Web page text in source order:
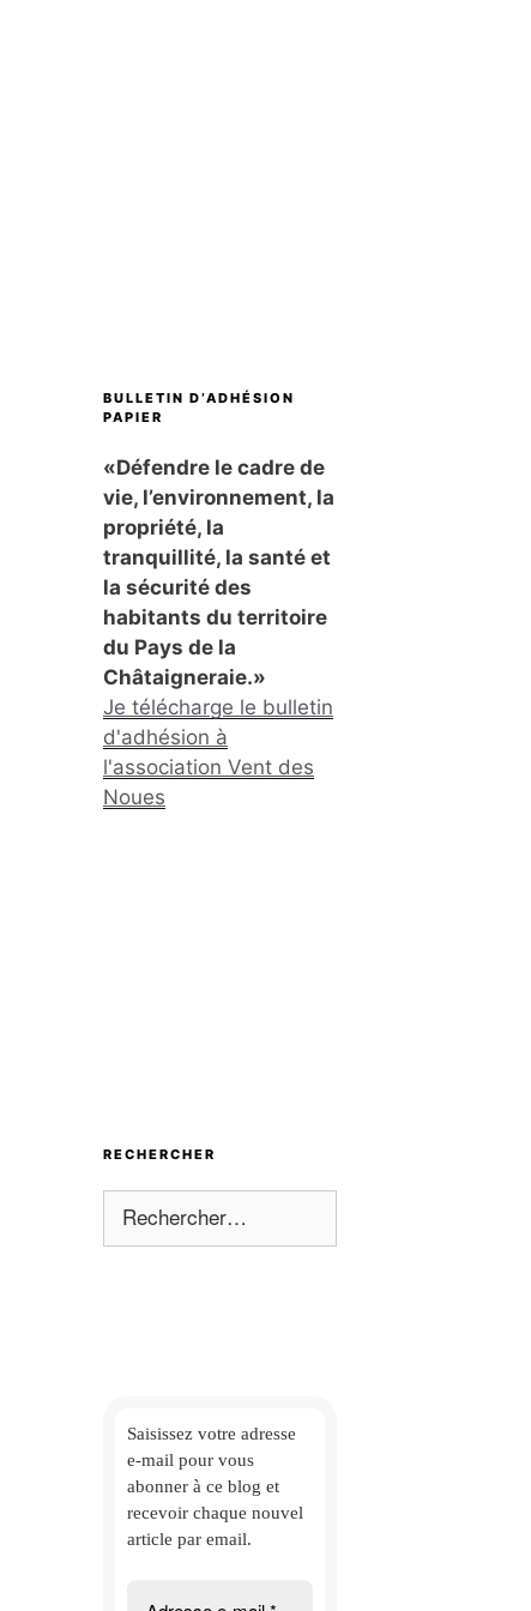
BULLETIN D’ADHÉSION
PAPIER
«Défendre le cadre de
vie, l’environnement, la
propriété, la
tranquillité, la santé et
la sécurité des
habitants du territoire
du Pays de la
Châtaigneraie.»
Je télécharge le bulletin
d'adhésion à
l'association Vent des
Noues
RECHERCHER
Saisissez votre adresse
e-mail pour vous
abonner à ce blog et
recevoir chaque nouvel
article par email.